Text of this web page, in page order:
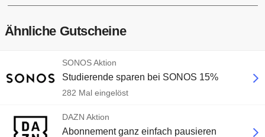
Ähnliche Gutscheine
SONOS Aktion
Studierende sparen bei SONOS 15%
282 Mal eingelöst
DAZN Aktion
Abonnement ganz einfach pausieren